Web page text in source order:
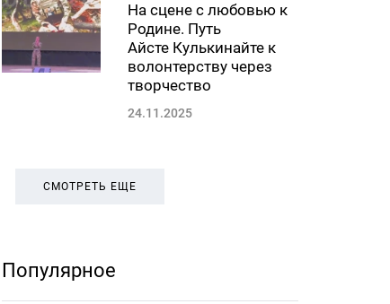
На сцене с любовью к
Родине. Путь
Айсте Кулькинайте к
волонтерству через
творчество
24.11.2025
СМОТРЕТЬ ЕЩЕ
Популярное